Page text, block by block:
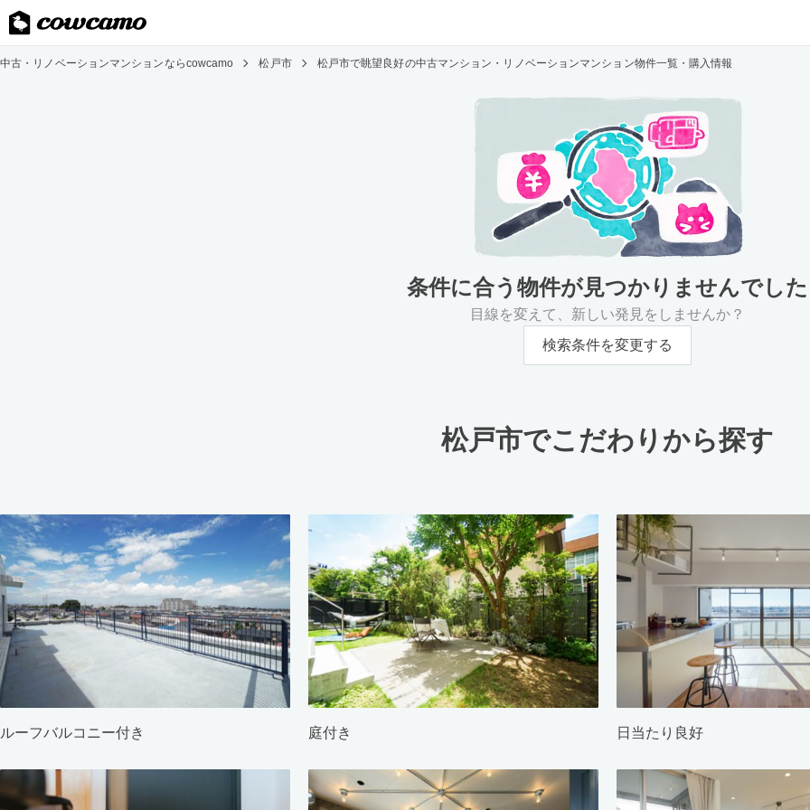
中古・リノベーションマンションならcowcamo 松戸市 松戸市で眺望良好の中古マンション・リノベーションマンション物件一覧・購入情報
条件に合う物件が見つかりませんでした
目線を変えて、新しい発見をしませんか？
検索条件を変更する
松戸市でこだわりから探す
ルーフバルコニー付き 庭付き 日当たり良好